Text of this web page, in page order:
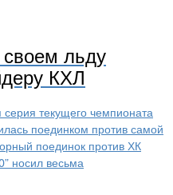
льду
КХЛ
текущего чемпионата
поединком против самой
поединок против ХК
носил весьма